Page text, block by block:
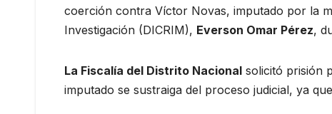
coerción contra Víctor Novas, imputado por la
Investigación (DICRIM), Everson Omar Pérez,
La Fiscalía del Distrito Nacional solicitó prisión
imputado se sustraiga del proceso judicial, ya